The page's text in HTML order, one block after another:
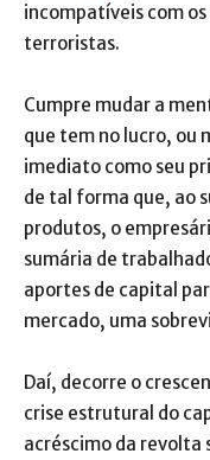
incompatíveis com
terroristas.
Cumpre mudar a
que tem no lucro, ou
imediato como seu
de tal forma que, ao
produtos, o
sumária de
aportes de capital
mercado, uma
Daí, decorre o
crise estrutural do
acréscimo da revolta